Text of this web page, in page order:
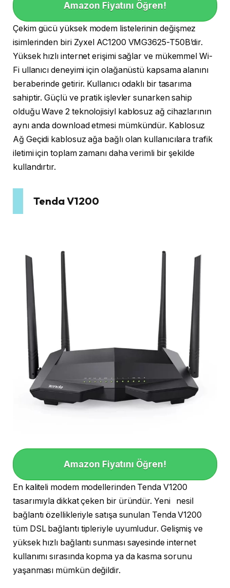
Amazon Fiyatını Öğren!
Çekim gücü yüksek modem listelerinin değişmez
isimlerinden biri Zyxel AC1200 VMG3625-T50B’dir.
Yüksek hızlı internet erişimi sağlar ve mükemmel Wi-
Fi ullanıcı deneyimi için olağanüstü kapsama alanını
beraberinde getirir. Kullanıcı odaklı bir tasarıma
sahiptir. Güçlü ve pratik işlevler sunarken sahip
olduğu Wave 2 teknolojisiyl kablosuz ağ cihazlarının
aynı anda download etmesi mümkündür. Kablosuz
Ağ Geçidi kablosuz ağa bağlı olan kullanıcılara trafik
iletimi için toplam zamanı daha verimli bir şekilde
kullandırtır.
Tenda V1200
Amazon Fiyatını Öğren!
En kaliteli modem modellerinden Tenda V1200
tasarımıyla dikkat çeken bir üründür. Yeni nesil
bağlantı özellikleriyle satışa sunulan Tenda V1200
tüm DSL bağlantı tipleriyle uyumludur. Gelişmiş ve
yüksek hızlı bağlantı sunması sayesinde internet
kullanımı sırasında kopma ya da kasma sorunu
yaşanması mümkün değildir.